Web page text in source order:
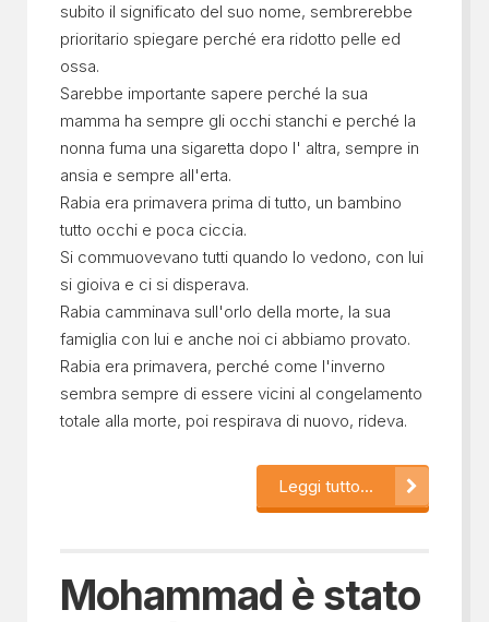
subito il significato del suo nome, sembrerebbe
prioritario spiegare perché era ridotto pelle ed
ossa.
Sarebbe importante sapere perché la sua
mamma ha sempre gli occhi stanchi e perché la
nonna fuma una sigaretta dopo l' altra, sempre in
ansia e sempre all'erta.
Rabia era primavera prima di tutto, un bambino
tutto occhi e poca ciccia.
Si commuovevano tutti quando lo vedono, con lui
si gioiva e ci si disperava.
Rabia camminava sull'orlo della morte, la sua
famiglia con lui e anche noi ci abbiamo provato.
Rabia era primavera, perché come l'inverno
sembra sempre di essere vicini al congelamento
totale alla morte, poi respirava di nuovo, rideva.
Leggi tutto...
Mohammad è stato